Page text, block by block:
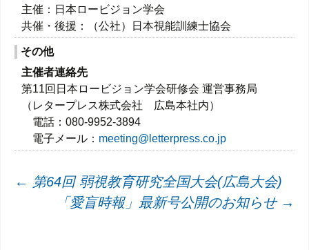
主催：日本ロービジョン学会
共催・後援：（公社）日本視能訓練士協会
その他
主催者連絡先
第11回日本ロービジョン学会研修会 運営事務局
（レタープレス株式会社 広島本社内）
電話：080-9952-3894
電子メール： meeting@letterpress.co.jp
投← 第64回 弱視教育研究全国大会(広島大会)
「愛盲時報」最新号公開のお知らせ →